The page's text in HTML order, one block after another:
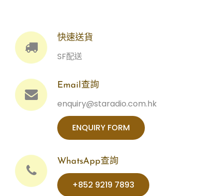
快速送貨
SF配送
Email查詢
enquiry@staradio.com.hk
ENQUIRY FORM
WhatsApp查詢
+852 9219 7893‬‬‬‬‬